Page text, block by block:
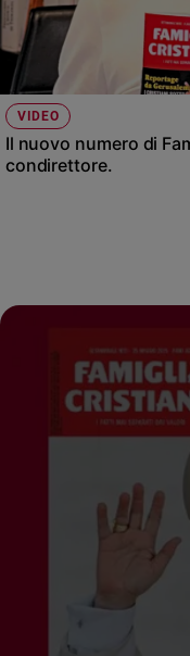
VIDEO
Il nuovo numero di
condirettore.